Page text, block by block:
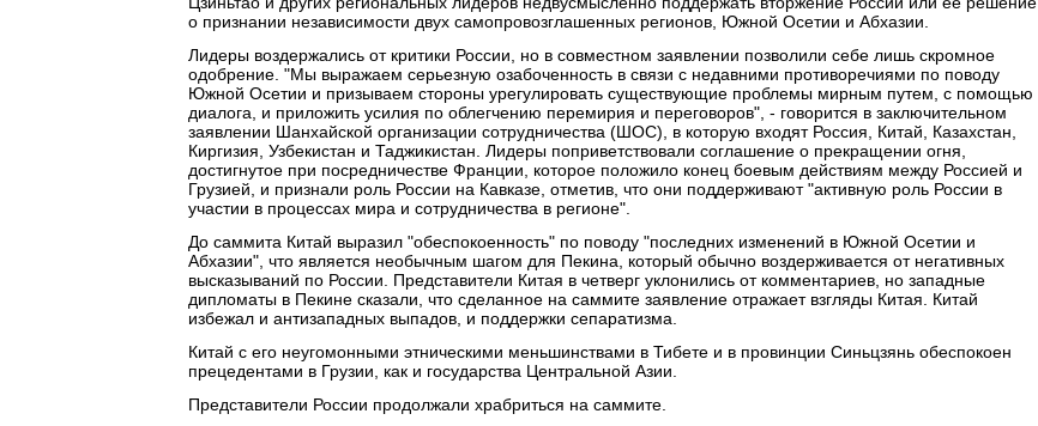
о признании независимости двух самопровозглашенных регионов, Южной Осетии и Абхазии.
Лидеры воздержались от критики России, но в совместном заявлении позволили себе лишь скромное
одобрение. "Мы выражаем серьезную озабоченность в связи с недавними противоречиями по поводу
Южной Осетии и призываем стороны урегулировать существующие проблемы мирным путем, с помощью
диалога, и приложить усилия по облегчению перемирия и переговоров", - говорится в заключительном
заявлении Шанхайской организации сотрудничества (ШОС), в которую входят Россия, Китай, Казахстан,
Киргизия, Узбекистан и Таджикистан. Лидеры поприветствовали соглашение о прекращении огня,
достигнутое при посредничестве Франции, которое положило конец боевым действиям между Россией и
Грузией, и признали роль России на Кавказе, отметив, что они поддерживают "активную роль России в
участии в процессах мира и сотрудничества в регионе".
До саммита Китай выразил "обеспокоенность" по поводу "последних изменений в Южной Осетии и
Абхазии", что является необычным шагом для Пекина, который обычно воздерживается от негативных
высказываний по России. Представители Китая в четверг уклонились от комментариев, но западные
дипломаты в Пекине сказали, что сделанное на саммите заявление отражает взгляды Китая. Китай
избежал и антизападных выпадов, и поддержки сепаратизма.
Китай с его неугомонными этническими меньшинствами в Тибете и в провинции Синьцзянь обеспокоен
прецедентами в Грузии, как и государства Центральной Азии.
Представители России продолжали храбриться на саммите.